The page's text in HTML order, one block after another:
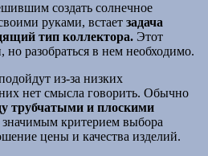
создать солнечное
руками, встает задача
тип коллектора. Этот
но разобраться в нем необходимо.
из-за низких
нет смысла говорить. Обычно
трубчатыми и плоскими
критерием выбора
цены и качества изделий.